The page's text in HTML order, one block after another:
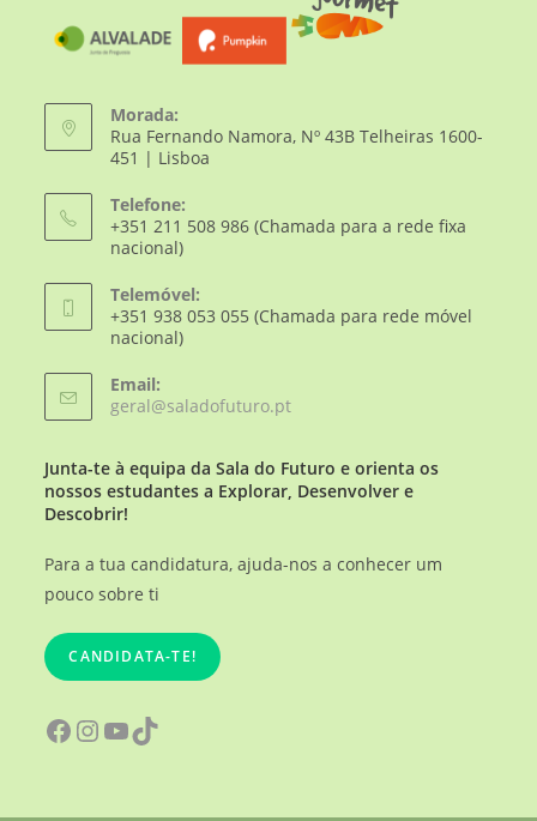
Morada:
Rua Fernando Namora, Nº 43B Telheiras 1600-
451 | Lisboa
Telefone:
+351 211 508 986 (Chamada para a rede fixa
nacional)
Telemóvel:
+351 938 053 055 (Chamada para rede móvel
nacional)
Email:
geral@saladofuturo.pt
Junta-te à equipa da Sala do Futuro e orienta os
nossos estudantes a Explorar, Desenvolver e
Descobrir!
Para a tua candidatura, ajuda-nos a conhecer um
pouco sobre ti
CANDIDATA-TE!